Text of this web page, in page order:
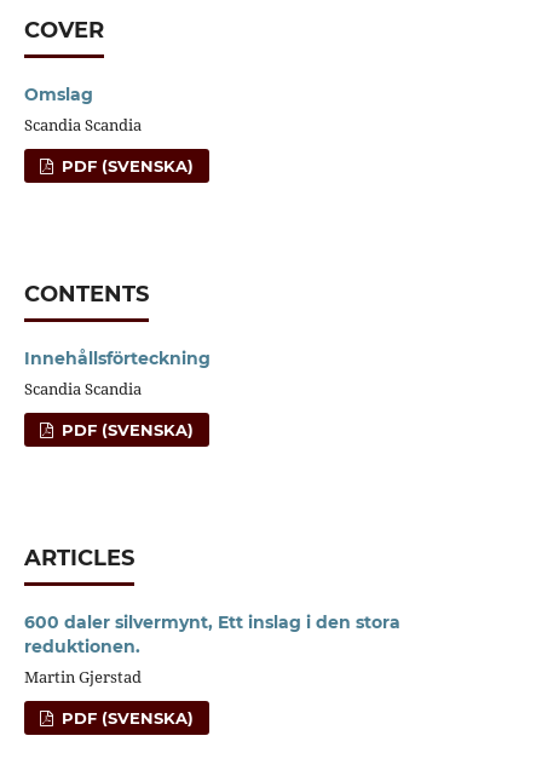
COVER
Omslag
Scandia Scandia
PDF (SVENSKA)
CONTENTS
Innehållsförteckning
Scandia Scandia
PDF (SVENSKA)
ARTICLES
600 daler silvermynt, Ett inslag i den stora
reduktionen.
Martin Gjerstad
PDF (SVENSKA)